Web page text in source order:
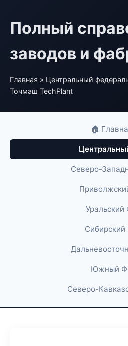
Полный
заводов и
Главная » Центральный
Точмаш TechPlant
🏠
Северо-
Южный
Северо-